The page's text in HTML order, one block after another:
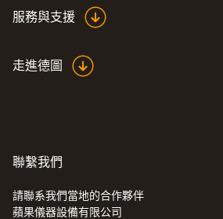
服務與支援
走進德圖
聯繫我們
請聯系我們當地的合作夥伴
蘋果儀器設備有限公司